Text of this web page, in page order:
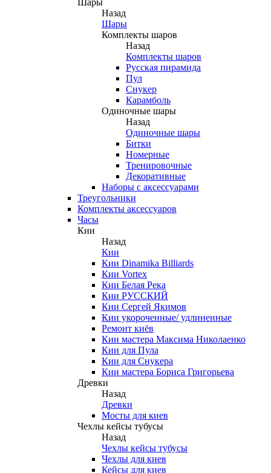
Шары
Назад
Шары
Комплекты шаров
Назад
Комплекты шаров
Русская пирамида
Пул
Снукер
Карамболь
Одиночные шары
Назад
Одиночные шары
Битки
Номерные
Тренировочные
Декоративные
Наборы с аксессуарами
Треугольники
Комплекты аксессуаров
Часы
Кии
Назад
Кии
Кии Dinamika Billiards
Кии Vortex
Кии Белая Река
Кии РУССКИЙ
Кии Сергей Якимов
Кии укороченные/ удлиненные
Ремонт киёв
Кии мастера Максима Николаенко
Кии для Пула
Кии для Снукера
Кии мастера Бориса Григорьева
Древки
Назад
Древки
Мосты для киев
Чехлы кейсы тубусы
Назад
Чехлы кейсы тубусы
Чехлы для киев
Кейсы для киев